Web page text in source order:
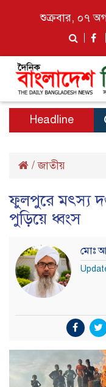
শুক্রবার, ০৭
Headline
/জাতীয়
ফুলপুরে মৎস্য
পুড়িয়ে ধ্বংস
মোঃ